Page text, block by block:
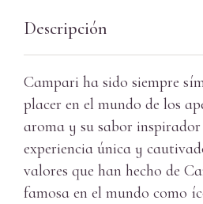
Descripción
Campari ha sido siempre
placer en el mundo de los
aroma y su sabor
experiencia única y
valores que han hecho de
famosa en el mundo como